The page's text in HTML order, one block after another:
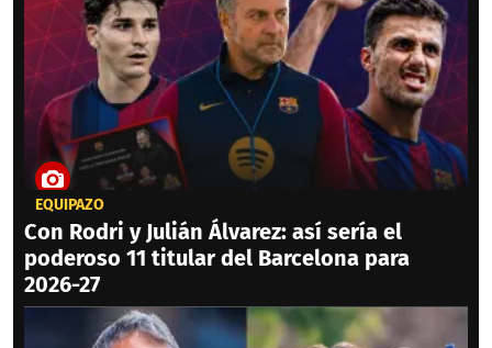
EQUIPAZO
Con Rodri y Julián Álvarez: así sería el
poderoso 11 titular del Barcelona para
2026-27